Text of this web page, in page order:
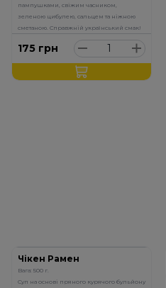
пампушками, свіжим часником,
зеленою цибулею, сальцем та ніжною
сметаною. Справжній український смак!
175 грн
Чікен Рамен
Вага: 500 г.
Суп на основі пряного курячого бульйону